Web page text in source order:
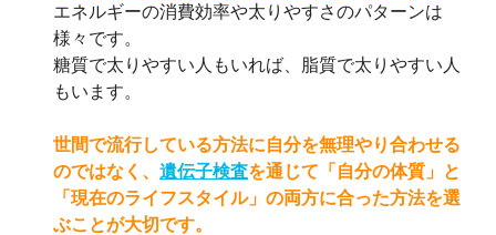
エネルギーの消費効率や太りやすさのパターンは
様々です。
糖質で太りやすい人もいれば、脂質で太りやすい人
もいます。
世間で流行している方法に自分を無理やり合わせる
のではなく、 遺伝子検査を通じて「自分の体質」と
「現在のライフスタイル」の両方に合った方法を選
ぶことが大切です。